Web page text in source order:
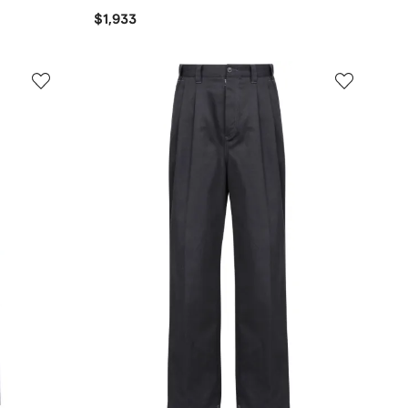
$1,933